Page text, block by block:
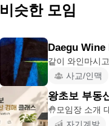
비슷한 모임
Daegu Wine
사교/인맥
왕초보 부동